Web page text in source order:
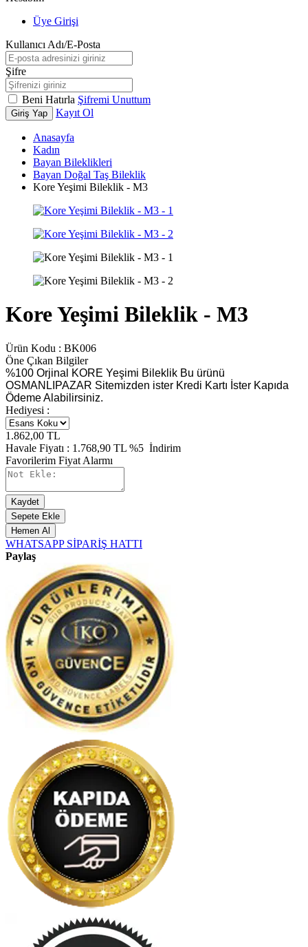
Üye Girişi
Kullanıcı Adı/E-Posta
Şifre
Beni Hatırla Şifremi Unuttum
Giriş Yap Kayıt Ol
Anasayfa
Kadın
Bayan Bileklikleri
Bayan Doğal Taş Bileklik
Kore Yeşimi Bileklik - M3
Kore Yeşimi Bileklik - M3
Ürün Kodu : BK006
Öne Çıkan Bilgiler
%100 Orjinal KORE Yeşimi Bileklik Bu ürünü
OSMANLIPAZAR Sitemizden ister Kredi Kartı İster Kapıda
Ödeme Alabilirsiniz.
Hediyesi :
1.862,00 TL
Havale Fiyatı : 1.768,90 TL %5 İndirim
Favorilerim Fiyat Alarmı
Kaydet
Sepete Ekle
Hemen Al
WHATSAPP SİPARİŞ HATTI
Paylaş